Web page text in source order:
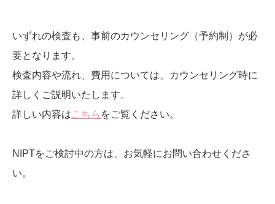
いずれの検査も、事前のカウンセリング（予約制）が必
要となります。
検査内容や流れ、費用については、カウンセリング時に
詳しくご説明いたします。
詳しい内容はこちら をご覧ください。
NIPTをご検討中の方は、お気軽にお問い合わせくださ
い。